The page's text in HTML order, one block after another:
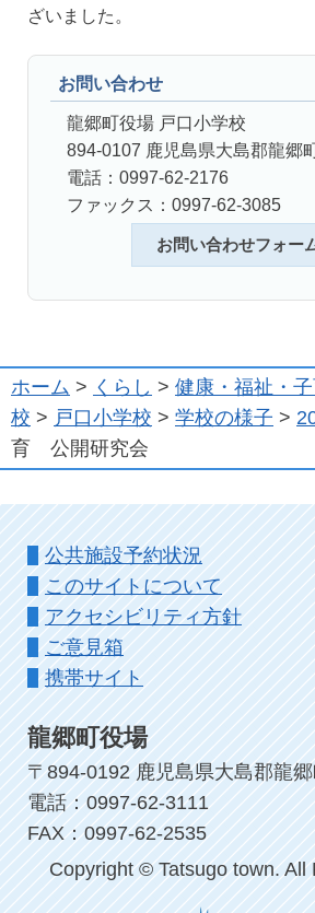
ざいました。
お問い合わせ
龍郷町役場 戸口小学校
894-0107 鹿児島県大島郡龍郷
電話：0997-62-2176
ファックス：0997-62-3085
お問い合わせフォー
ホーム > くらし > 健康・福祉・
校 > 戸口小学校 > 学校の様子 >
育 公開研究会
公共施設予約状況
このサイトについて
アクセシビリティ方針
ご意見箱
携帯サイト
龍郷町役場
〒894-0192 鹿児島県大島郡龍
電話：0997-62-3111
FAX：0997-62-2535
Copyright © Tatsugo town. All